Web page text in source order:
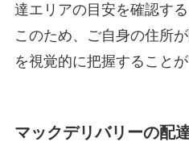
達エリアの目安を確認する
このため、ご自身の住所
を視覚的に把握することが
マックデリバリーの配